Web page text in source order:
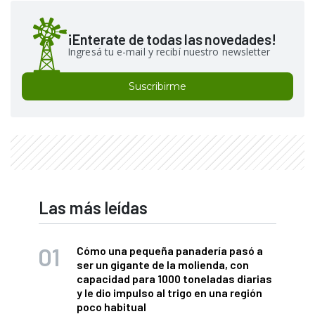
¡Enterate de todas las novedades!
Ingresá tu e-mail y recibí nuestro newsletter
Suscribirme
Las más leídas
Cómo una pequeña panadería pasó a
ser un gigante de la molienda, con
capacidad para 1000 toneladas diarias
y le dio impulso al trigo en una región
poco habitual